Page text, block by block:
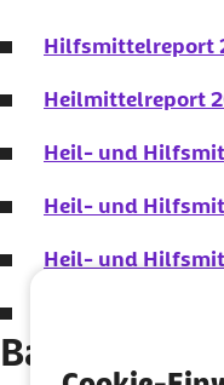
Hilfsmittelreport
Heilmittelreport
Heil- und
Heil- und
Heil- und
Barmer